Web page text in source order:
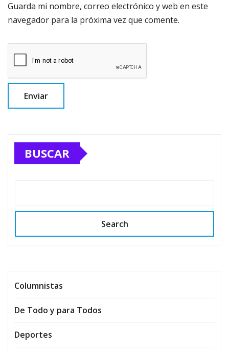
Guarda mi nombre, correo electrónico y web en este
navegador para la próxima vez que comente.
BUSCAR
Search
Columnistas
De Todo y para Todos
Deportes